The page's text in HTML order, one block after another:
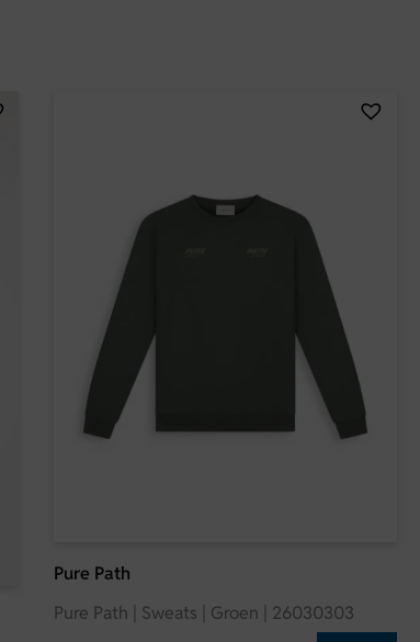
Pure Path
Pure Path | Sweats | Groen | 26030303